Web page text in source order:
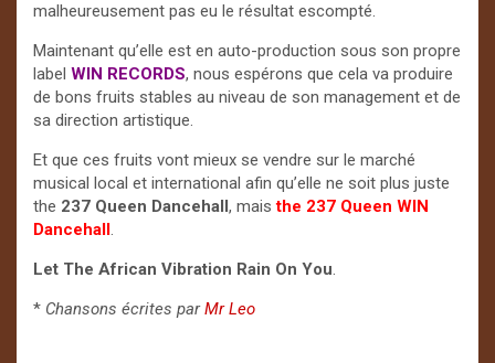
malheureusement pas eu le résultat escompté.
Maintenant qu’elle est en auto-production sous son propre
label WIN RECORDS, nous espérons que cela va produire
de bons fruits stables au niveau de son management et de
sa direction artistique.
Et que ces fruits vont mieux se vendre sur le marché
musical local et international afin qu’elle ne soit plus juste
the 237 Queen Dancehall, maisthe 237 Queen WIN
Dancehall.
Let The African Vibration Rain On You.
* Chansons écrites parMr Leo